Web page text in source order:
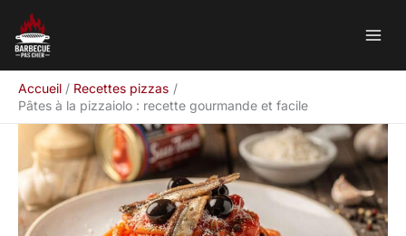
contenu
Accueil
Recettes pizzas
Pâtes à la pizzaiolo : recette gourmande et facile
Rechercher